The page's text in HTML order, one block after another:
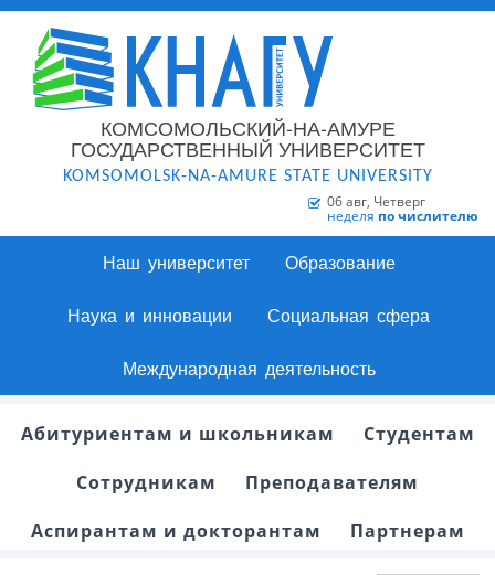
КОМСОМОЛЬСКИЙ-НА-АМУРЕ
ГОСУДАРСТВЕННЫЙ УНИВЕРСИТЕТ
KOMSOMOLSK-NA-AMURE STATE UNIVERSITY
06 авг, Четверг
неделя по числителю
Наш университет Образование
Наука и инновации Социальная сфера
Международная деятельность
Абитуриентам и школьникам
Студентам
Сотрудникам
Преподавателям
Аспирантам и докторантам
Партнерам